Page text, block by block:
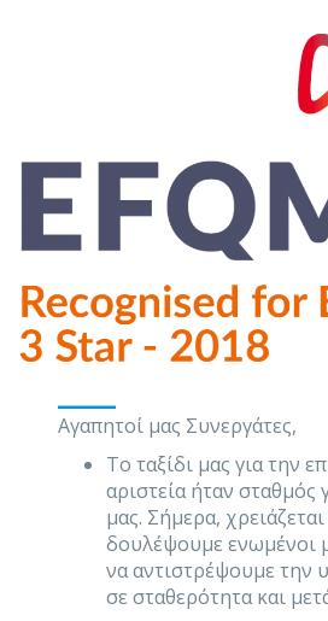
Αγαπητοί μας Συνεργάτες,
Το ταξίδι μας για την
αριστεία ήταν σταθμός
μας. Σήμερα,
δουλέψουμε ενωμένοι
να αντιστρέψουμε την
σε σταθερότητα και